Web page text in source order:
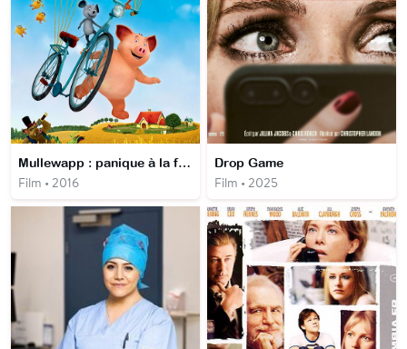
Mullewapp : panique à la ferme
Film • 2016
Drop Game
Film • 2025